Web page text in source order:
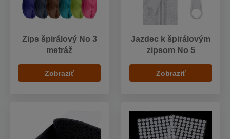
Zips špirálový No 3
metráž
Zobraziť
Jazdec k špirálovým
zipsom No 5
Zobraziť